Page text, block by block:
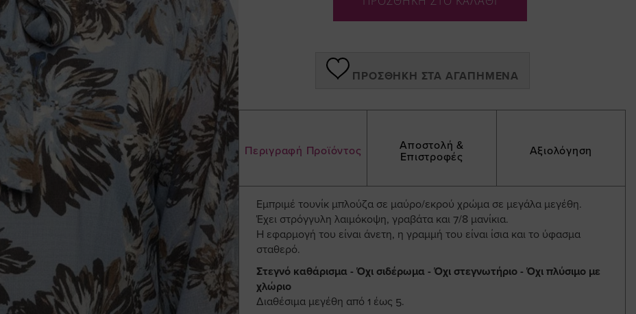
ΠΡΟΣΘΉΚΗ ΣΤΑ ΑΓΑΠΗΜΈΝΑ
Περιγραφή Προϊόντος
Αποστολή &
Επιστροφές
Αξιολόγηση
Εμπριμέ τουνίκ μπλούζα σε μαύρο/εκρού χρώμα σε μεγάλα μεγέθη.
Έχει στρόγγυλη λαιμόκοψη, γραβάτα και 7/8 μανίκια.
Η εφαρμογή του είναι άνετη, η γραμμή του είναι ίσια και το ύφασμα
σταθερό.
Στεγνό καθάρισμα - Όχι σιδέρωμα - Όχι στεγνωτήριο - Όχι πλύσιμο με
χλώριο
Διαθέσιμα μεγέθη από 1 έως 5.